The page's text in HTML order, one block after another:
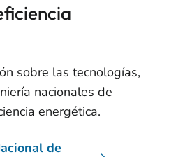
sobre las tecnologías,
nacionales de
energética.
de